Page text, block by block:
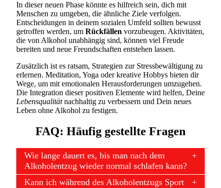
In dieser neuen Phase könnte es hilfreich sein, dich mit
Menschen zu umgeben, die ähnliche Ziele verfolgen.
Entscheidungen in deinem sozialen Umfeld sollten bewusst
getroffen werden, um Rückfällen vorzubeugen. Aktivitäten,
die von Alkohol unabhängig sind, können viel Freude
bereiten und neue Freundschaften entstehen lassen.
Zusätzlich ist es ratsam, Strategien zur Stressbewältigung zu
erlernen. Meditation, Yoga oder kreative Hobbys bieten dir
Wege, um mit emotionalen Herausforderungen umzugehen.
Die Integration dieser positiven Elemente wird helfen, Deine
Lebensqualitätnachhaltig zu verbessern und Dein neues
Leben ohne Alkohol zu festigen.
FAQ: Häufig gestellte Fragen
Wie lange dauert es, bis man nach dem
Alkoholentzug wieder normal schlafen kann?
Kann ich während des Alkoholentzugs Sport